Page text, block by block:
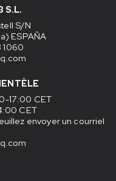
S.L.
S/N
ESPAÑA
1060
17:00 CET
CET
envoyer un courriel